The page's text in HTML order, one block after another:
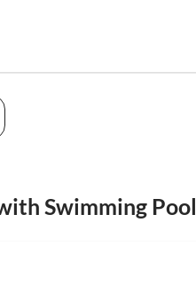
Swimming Pool